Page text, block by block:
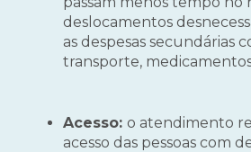
deslocamentos
as despesas secundárias
transporte,
Acesso: o atendimento
acesso das pessoas com